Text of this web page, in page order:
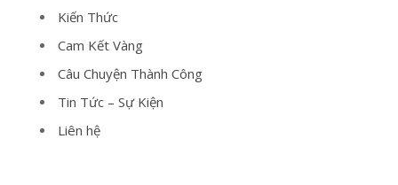
Kiến Thức
Cam Kết Vàng
Câu Chuyện Thành Công
Tin Tức – Sự Kiện
Liên hệ